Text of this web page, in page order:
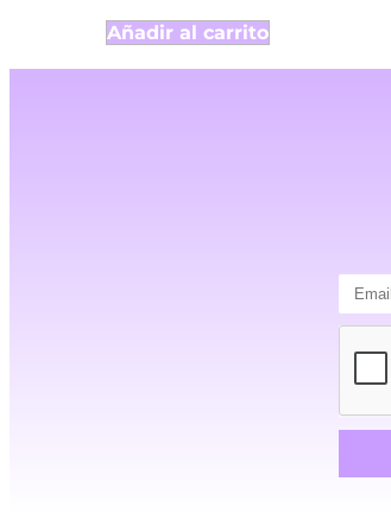
Añadir al carrito